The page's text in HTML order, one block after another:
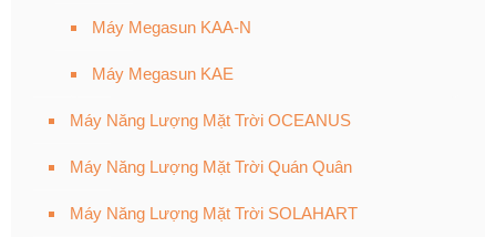
Máy Megasun KAA-N
Máy Megasun KAE
Máy Năng Lượng Mặt Trời OCEANUS
Máy Năng Lượng Mặt Trời Quán Quân
Máy Năng Lượng Mặt Trời SOLAHART